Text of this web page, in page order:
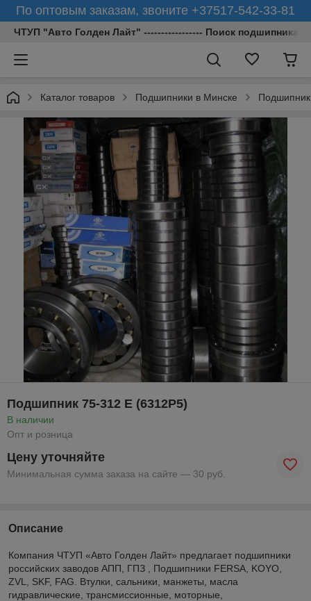
По оптовым заказам, звоните +37517-542-33-81
ЧТУП "Авто Голден Лайт" ----------------- Поиск подшипника
Каталог товаров Подшипники в Минске
Подшипник 75-312 Е (6312Р5)
В наличии
Опт и розница
Цену уточняйте
Минимальная сумма заказа на сайте — 30 руб.
Описание
Компания ЧТУП «Авто Голден Лайт» предлагает подшипники
российских заводов АПП, ГПЗ , Подшипники FERSA, KOYO,
ZVL, SKF, FAG. Втулки, сальники, манжеты, масла
гидравлические, трансмиссионные, моторные,